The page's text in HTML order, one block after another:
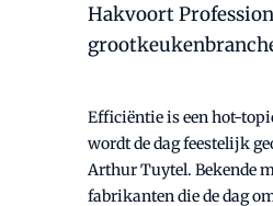
Hakvoort
Efficiëntie is een hot-
wordt de dag feestelijk
Arthur Tuytel. Bekende
fabrikanten die de dag